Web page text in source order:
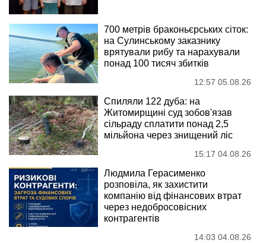
700 метрів браконьєрських сіток:
на Сулинському заказнику
врятували рибу та нарахували
понад 100 тисяч збитків
12:57 05.08.26
Спиляли 122 дуба: на
Житомирщині суд зобов'язав
сільраду сплатити понад 2,5
мільйона через знищений ліс
15:17 04.08.26
Людмила Герасименко
розповіла, як захистити
компанію від фінансових втрат
через недобросовісних
контрагентів
14:03 04.08.26